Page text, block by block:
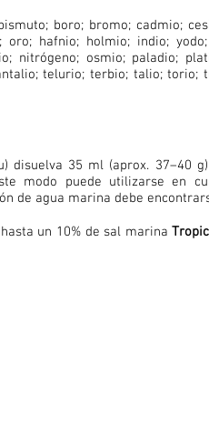
boro; bromo; cadmio;
oro; hafnio; holmio; indio;
nitrógeno; osmio; paladio;
telurio; terbio; talio;
disuelva 35 ml (aprox. 37–40
modo puede utilizarse en
de agua marina debe
un 10% de sal marina